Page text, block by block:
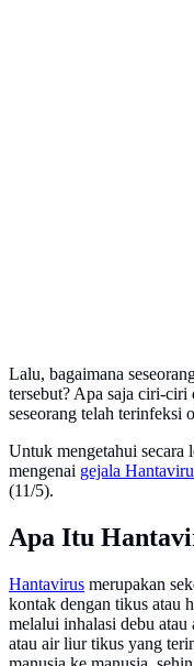
Lalu, bagaimana
tersebut? Apa saja ciri-ciri
seseorang telah terinfeksi
Untuk mengetahui
mengenai gejala
(11/5).
Apa Itu
Hantavirus merupakan
kontak dengan tikus atau
melalui inhalasi debu atau
atau air liur tikus yang